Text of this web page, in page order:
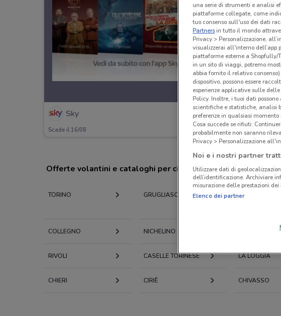
Sky
Scade il 16/08
Offerte volantini e cataloghi per città nelle vicinanze
TORINO GRUGLIASCO MONCALIERI
COLLEGNO NICHELINO
RIVOLI CASELLE TORINESE LA LOGGIA
CHIERI CIRIÈ CHIVASSO
una serie di strumenti e analisi
piattaforme collegate, come
tuo consenso sull'uso dei dati
Partnersin tutto il mondo
Privacy > Personalizzazione,
visualizzerai all'interno
piattaforme esterne a Shopfully/
in un sito di viaggi, potremo
abbia fornito il relativo
dispositivo, possono essere
esperienze applicative sulle
Policy. Inoltre, i tuoi dati
scientifiche e statistiche, analisi
preferenze in qualsiasi
Cosa succede se rifiuti:
probabilmente non saranno
Privacy > Personalizzazione
Noi e i nostri partner
Utilizzare dati di
dell’identificazione. Archiviare
misurazione delle prestazioni
Elenco dei partner